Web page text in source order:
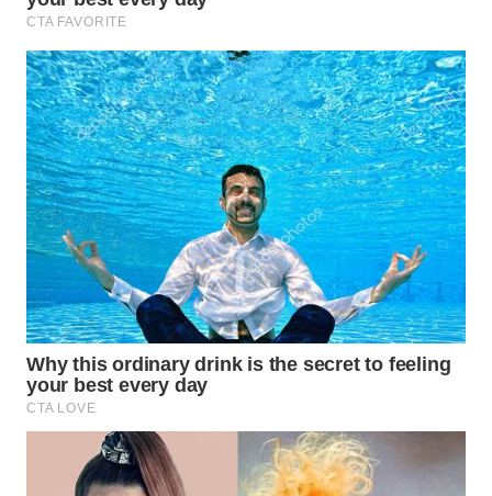
INFRASTRUKTUR
WAHANA
KONSUMEN
WAHANA
LISTRIK
WAHANA
TRAVEL
WAHANA
TV
WAHANANEWS
ID
WAHANANEWS